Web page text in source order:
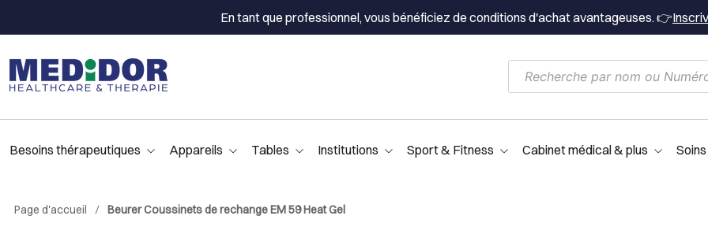
En tant que professionnel, vous bénéficiez de conditions d'achat avantageuses. 👉
Besoins thérapeutiques Appareils Tables Institutions Sport & Fitness Cabinet médical & plus
Page d'accueil Beurer Coussinets de rechange EM 59 Heat Gel